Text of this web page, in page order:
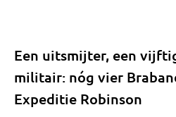
Een uitsmijter, een
militair: nóg vier
Expeditie Robinson